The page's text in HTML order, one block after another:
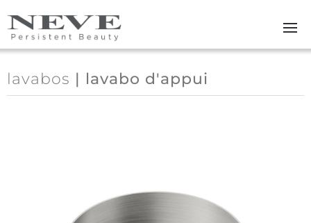
Skip to main content
lavabos | lavabo d'appui